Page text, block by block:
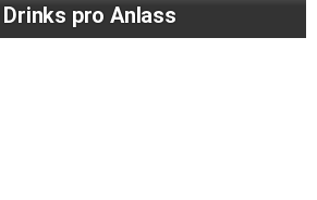
Drinks pro Anlass